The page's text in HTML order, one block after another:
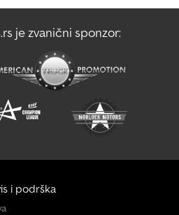
je zvanični sponzor:
i podrška